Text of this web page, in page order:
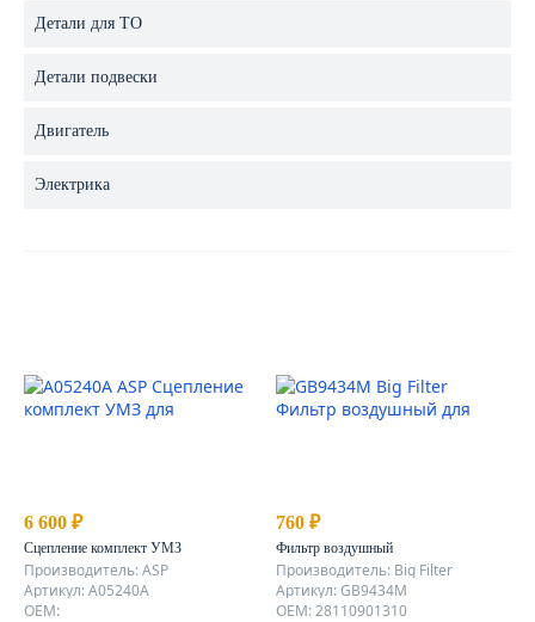
Детали для ТО
Детали подвески
Двигатель
Электрика
6 600 ₽
Сцепление комплект УМЗ
Производитель: ASP
Артикул: A05240A
OEM:
760 ₽
Фильтр воздушный
Производитель: Big Filter
Артикул: GB9434M
OEM: 28110901310